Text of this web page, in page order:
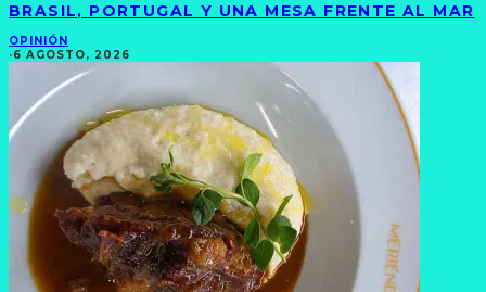
BRASIL, PORTUGAL Y UNA MESA FRENTE AL MAR
OPINIÓN
·6 AGOSTO, 2026